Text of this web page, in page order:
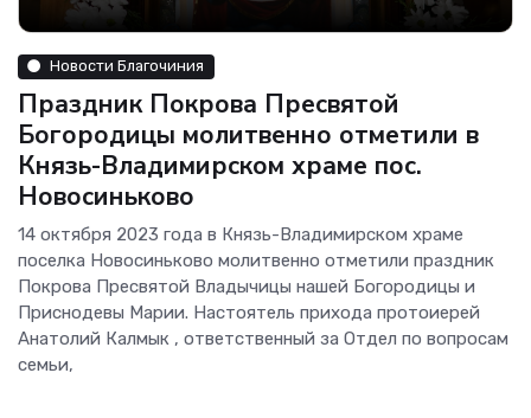
Новости Благочиния
Праздник Покрова Пресвятой
Богородицы молитвенно отметили в
Князь-Владимирском храме пос.
Новосиньково
14 октября 2023 года в Князь-Владимирском храме
поселка Новосиньково молитвенно отметили праздник
Покрова Пресвятой Владычицы нашей Богородицы и
Приснодевы Марии. Настоятель прихода протоиерей
Анатолий Калмык , ответственный за Отдел по вопросам
семьи,